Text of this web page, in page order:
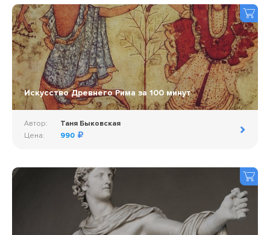
Искусство Древнего Рима за 100 минут
Автор:
Таня Быковская
Цена:
990